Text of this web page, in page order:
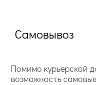
Самовывоз
Помимо курьерской
возможность